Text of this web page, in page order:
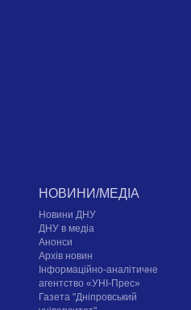
НОВИНИ/МЕДІА
Новини ДНУ
ДНУ в медіа
Анонси
Архів новин
Інформаційно-аналітичне
агентство «УНІ-Прес»
Газета "Дніпровський